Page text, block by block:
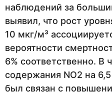
наблюдений за
выявил, что рост
10 мкг/м³
вероятности
6% соответственно. В
содержания NO2 на
был связан с